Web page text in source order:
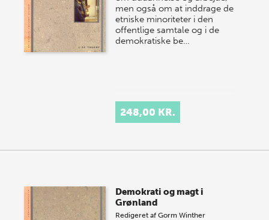
men også om at inddrage de
etniske minoriteter i den
offentlige samtale og i de
demokratiske be…
248,00 KR.
Demokrati og magt i
Grønland
Redigeret afGorm Winther